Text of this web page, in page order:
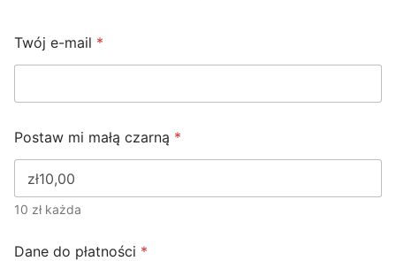
Twój e-mail *
Postaw mi małą czarną *
10 zł każda
Dane do płatności *